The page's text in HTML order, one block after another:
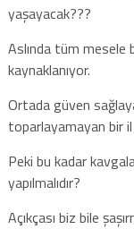
yaşayacak???
Aslında tüm mesele
kaynaklanıyor.
Ortada güven
toparlayamayan bir il
Peki bu kadar
yapılmalıdır?
Açıkçası biz bile